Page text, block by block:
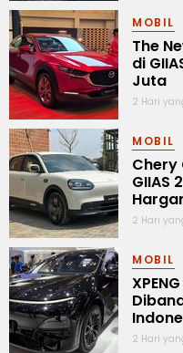
MOBIL
The
di
Juta
2 Hari
MOBIL
Chery
GIIAS
2 Hari
MOBIL
2 Hari